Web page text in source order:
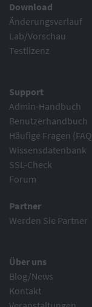
Download
Änderungsverlauf
Lab/Vorschau
Testlizenz
Support
Admin-Handbuch
Benutzerhandbuch
Häufige Fragen
Wissensdatenbank
SSL-Check
Forum
Partner
Werden Sie Partner
Über uns
Blog/News
Kontakt